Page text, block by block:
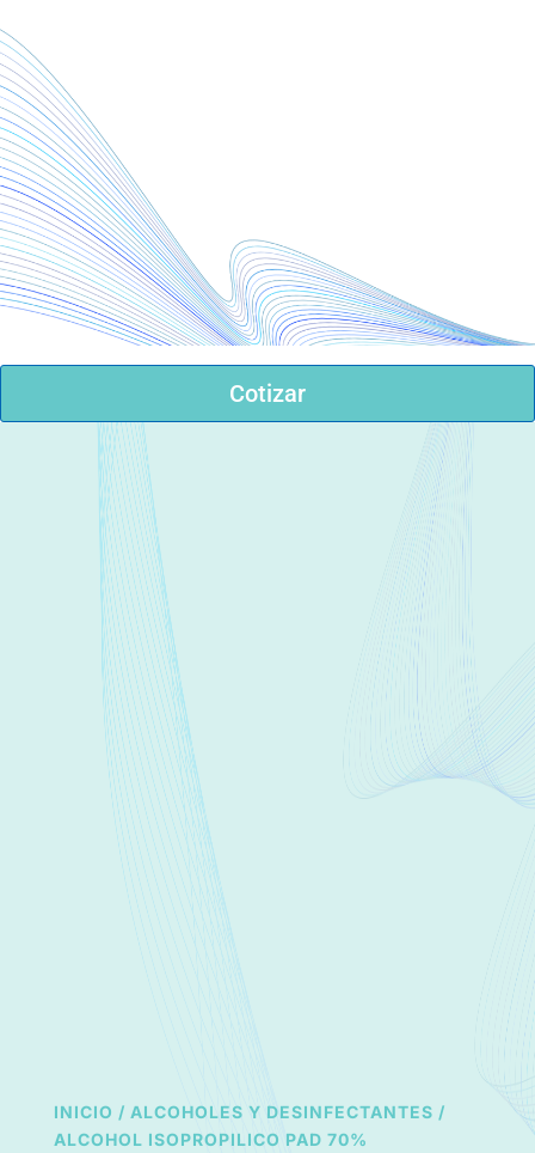
Cotizar
INICIO / ALCOHOLES Y DESINFECTANTES /
ALCOHOL ISOPROPILICO PAD 70%